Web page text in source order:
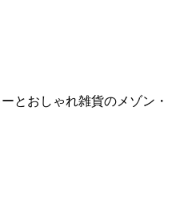
とおしゃれ雑貨のメゾン・